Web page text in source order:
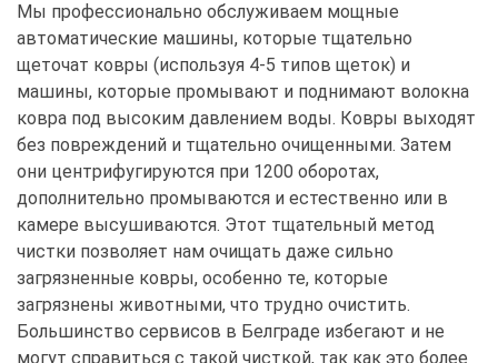
Мы профессионально обслуживаем мощные
автоматические машины, которые тщательно
щеточат ковры (используя 4-5 типов щеток) и
машины, которые промывают и поднимают волокна
ковра под высоким давлением воды. Ковры выходят
без повреждений и тщательно очищенными. Затем
они центрифугируются при 1200 оборотах,
дополнительно промываются и естественно или в
камере высушиваются. Этот тщательный метод
чистки позволяет нам очищать даже сильно
загрязненные ковры, особенно те, которые
загрязнены животными, что трудно очистить.
Большинство сервисов в Белграде избегают и не
могут справиться с такой чисткой, так как это более